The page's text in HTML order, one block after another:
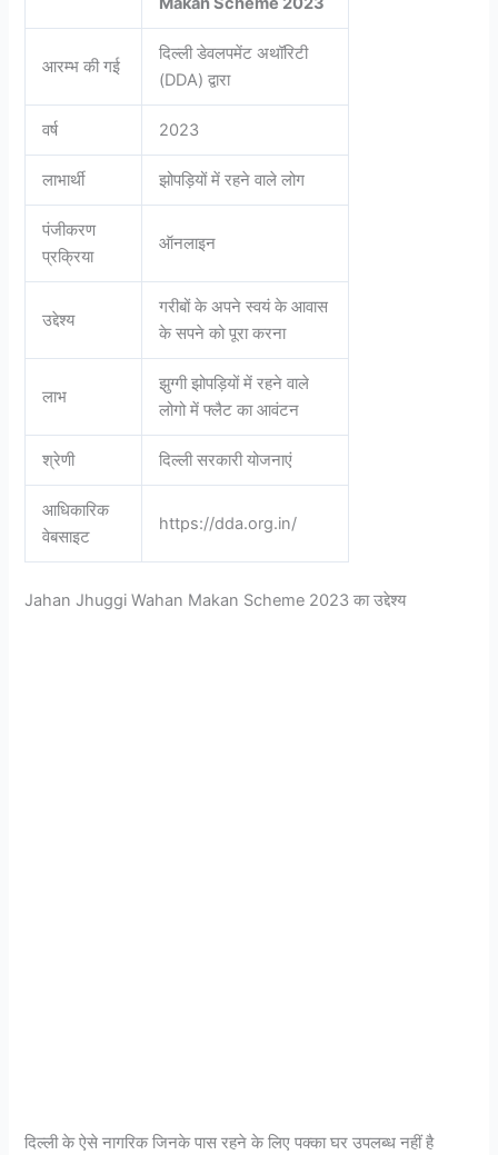
आरम्भ की गई
दिल्ली डेवलपमेंट अथॉरिटी
(DDA) द्वारा
वर्ष 2023
लाभार्थी झोपड़ियों में रहने वाले लोग
पंजीकरण
प्रक्रिया
ऑनलाइन
उद्देश्य
गरीबों के अपने स्वयं के आवास
के सपने को पूरा करना
लाभ
झुग्गी झोपड़ियों में रहने वाले
लोगो में फ्लैट का आवंटन
श्रेणी दिल्ली सरकारी योजनाएं
आधिकारिक
वेबसाइट
https://dda.org.in/
Jahan Jhuggi Wahan Makan Scheme 2023 का उद्देश्य
दिल्ली के ऐसे नागरिक जिनके पास रहने के लिए पक्का घर उपलब्ध नहीं है